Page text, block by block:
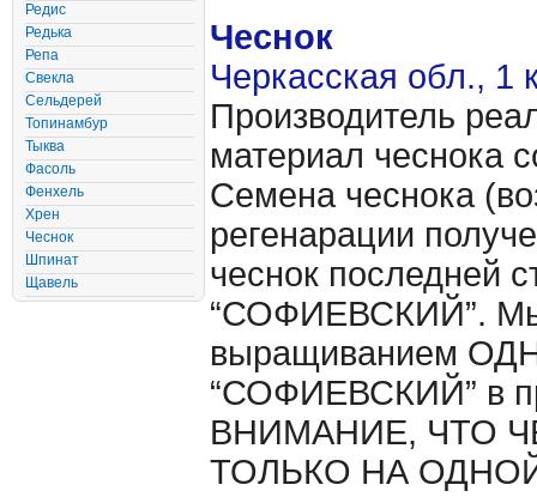
Редис
Редька
Репа
Свекла
Сельдерей
Топинамбур
Тыква
Фасоль
Фенхель
Хрен
Чеснок
Шпинат
Щавель
Чеснок
Черкасская обл., 1
Производитель
материал чеснока
Семена чеснока
регенарации
чеснок последней
“СОФИЕВСКИЙ”. Мы
выращиванием
“СОФИЕВСКИЙ” в
ВНИМАНИЕ, ЧТО
ТОЛЬКО НА ОДНОЙ